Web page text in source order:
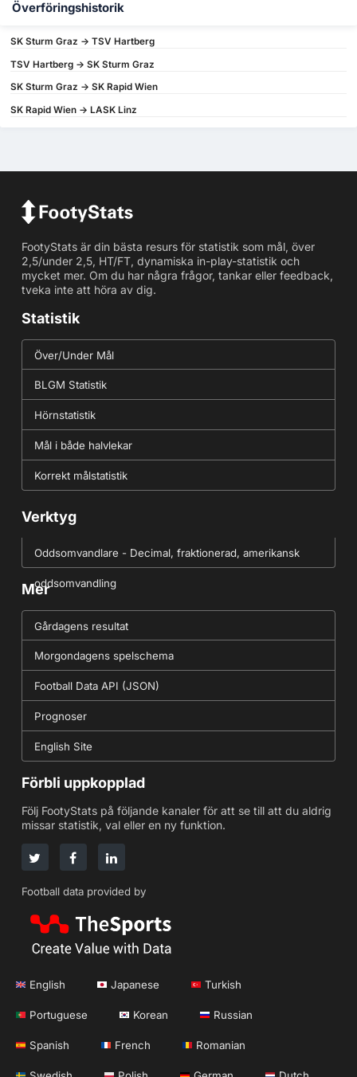
Överföringshistorik
SK Sturm Graz -> TSV Hartberg
TSV Hartberg -> SK Sturm Graz
SK Sturm Graz -> SK Rapid Wien
SK Rapid Wien -> LASK Linz
FootyStats är din bästa resurs för statistik som mål, över
2,5/under 2,5, HT/FT, dynamiska in-play-statistik och
mycket mer. Om du har några frågor, tankar eller feedback,
tveka inte att höra av dig.
Statistik
Över/Under Mål
BLGM Statistik
Hörnstatistik
Mål i både halvlekar
Korrekt målstatistik
Verktyg
Oddsomvandlare - Decimal, fraktionerad, amerikansk
oddsomvandling
Mer
Gårdagens resultat
Morgondagens spelschema
Football Data API (JSON)
Prognoser
English Site
Förbli uppkopplad
Följ FootyStats på följande kanaler för att se till att du aldrig
missar statistik, val eller en ny funktion.
Football data provided by
English Japanese Turkish
Portuguese Korean Russian
Spanish French Romanian